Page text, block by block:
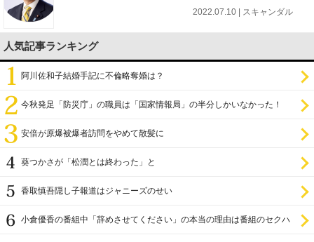
2022.07.10 | スキャンダル
人気記事ランキング
阿川佐和子結婚手記に不倫略奪婚は？
今秋発足「防災庁」の職員は「国家情報局」の半分しかいなかった！
安倍が原爆被爆者訪問をやめて散髪に
葵つかさが「松潤とは終わった」と
香取慎吾隠し子報道はジャニーズのせい
小倉優香の番組中「辞めさせてください」の本当の理由は番組のセクハ